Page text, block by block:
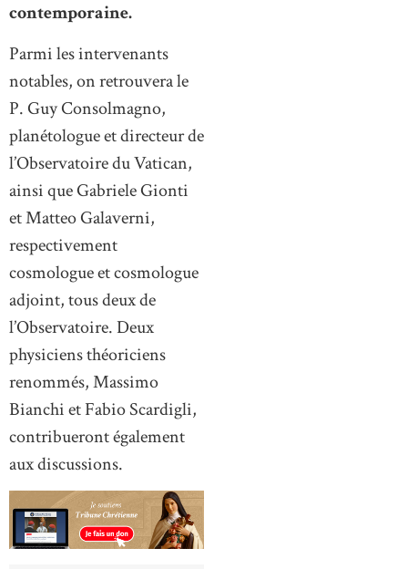
contemporaine.
Parmi les intervenants
notables, on retrouvera le
P. Guy Consolmagno,
planétologue et directeur de
l’Observatoire du Vatican,
ainsi que Gabriele Gionti
et Matteo Galaverni,
respectivement
cosmologue et cosmologue
adjoint, tous deux de
l’Observatoire. Deux
physiciens théoriciens
renommés, Massimo
Bianchi et Fabio Scardigli,
contribueront également
aux discussions.